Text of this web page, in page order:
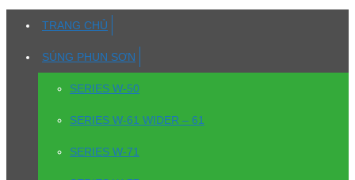
TRANG CHỦ
SÚNG PHUN SƠN
SERIES W-50
SERIES W-61 WIDER – 61
SERIES W-71